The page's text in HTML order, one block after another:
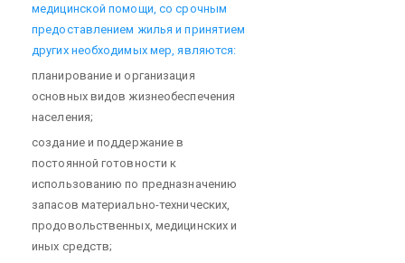
медицинской помощи, со срочным
предоставлением жилья и принятием
других необходимых мер, являются:
планирование и организация
основных видов жизнеобеспечения
населения;
создание и поддержание в
постоянной готовности к
использованию по предназначению
запасов материально-технических,
продовольственных, медицинских и
иных средств;